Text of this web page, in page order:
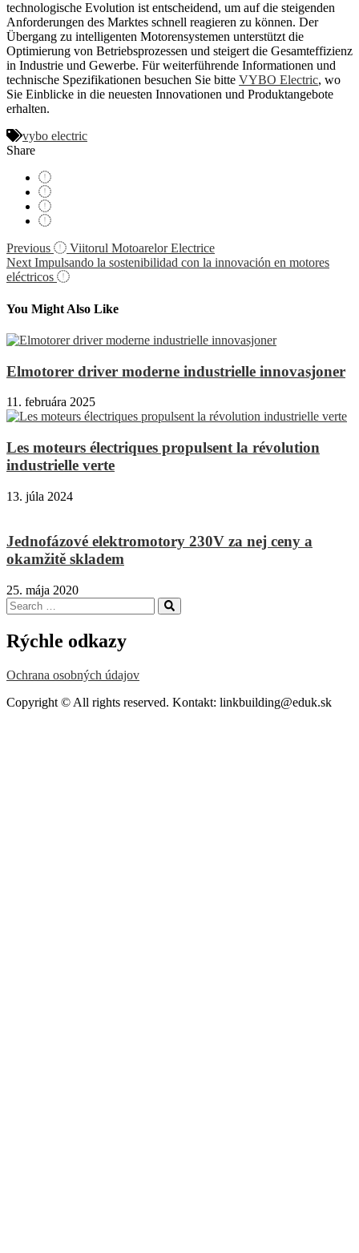
technologische Evolution ist entscheidend, um auf die steigenden
Anforderungen des Marktes schnell reagieren zu können. Der
Übergang zu intelligenten Motorensystemen unterstützt die
Optimierung von Betriebsprozessen und steigert die Gesamteffizienz
in Industrie und Gewerbe. Für weiterführende Informationen und
technische Spezifikationen besuchen Sie bitte VYBO Electric, wo
Sie Einblicke in die neuesten Innovationen und Produktangebote
erhalten.
vybo electric
Share
Navigácia
v
Previous
Viitorul Motoarelor Electrice
Next Impulsando la sostenibilidad con la innovación en motores
eléctricos
You Might Also Like
Elmotorer driver moderne industrielle innovasjoner
11. februára 2025
Les moteurs électriques propulsent la révolution
industrielle verte
13. júla 2024
Jednofázové elektromotory 230V za nej ceny a
okamžitě skladem
25. mája 2020
Search
for:
Search
Rýchle odkazy
Ochrana osobných údajov
Copyright © All rights reserved. Kontakt: linkbuilding@eduk.sk